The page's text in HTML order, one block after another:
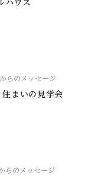
らのメッセージ
まいの見学会
らのメッセージ